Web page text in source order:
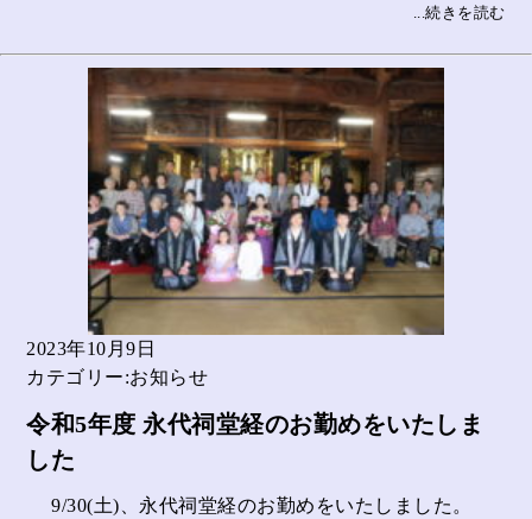
...続きを読む
2023年10月9日
カテゴリー:お知らせ
令和5年度 永代祠堂経のお勤めをいたしま
した
9/30(土)、永代祠堂経のお勤めをいたしました。